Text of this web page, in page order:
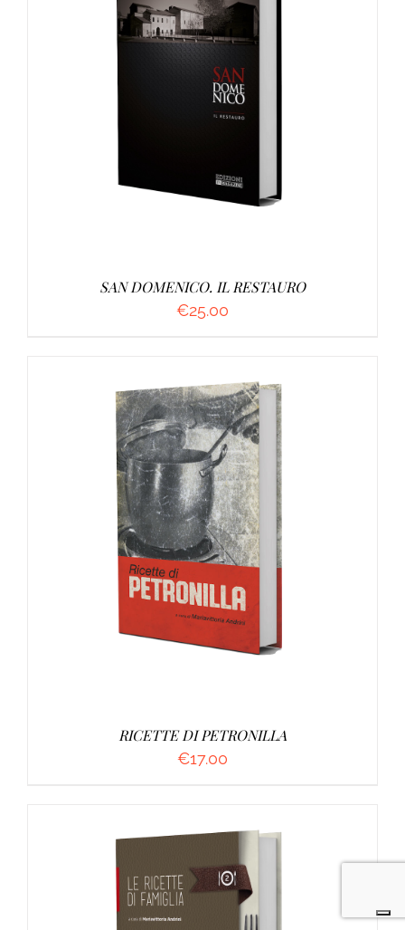
AGGIUNGI AL CARRELLO /
SAN DOMENICO. IL RESTAURO
€25.00
DETTAGLI
RICETTE DI PETRONILLA
€17.00